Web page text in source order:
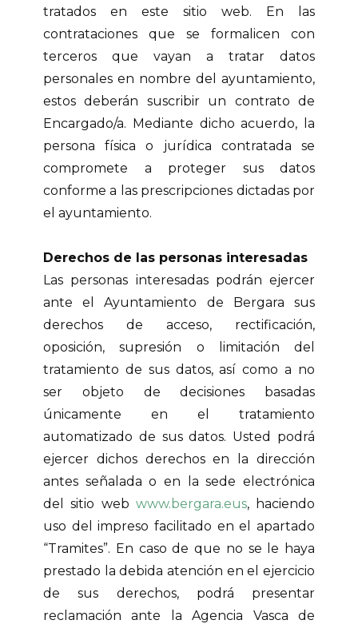
tratados en este sitio web. En las
contrataciones que se formalicen con
terceros que vayan a tratar datos
personales en nombre del ayuntamiento,
estos deberán suscribir un contrato de
Encargado/a. Mediante dicho acuerdo, la
persona física o jurídica contratada se
compromete a proteger sus datos
conforme a las prescripciones dictadas por
el ayuntamiento.
Derechos de las personas interesadas
Las personas interesadas podrán ejercer
ante el Ayuntamiento de Bergara sus
derechos de acceso, rectificación,
oposición, supresión o limitación del
tratamiento de sus datos, así como a no
ser objeto de decisiones basadas
únicamente en el tratamiento
automatizado de sus datos. Usted podrá
ejercer dichos derechos en la dirección
antes señalada o en la sede electrónica
del sitio web www.bergara.eus, haciendo
uso del impreso facilitado en el apartado
“Tramites”. En caso de que no se le haya
prestado la debida atención en el ejercicio
de sus derechos, podrá presentar
reclamación ante la Agencia Vasca de